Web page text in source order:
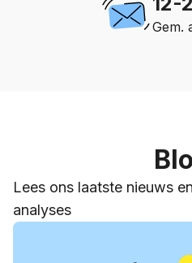
Gem.
Lees ons laatste nieuws
analyses